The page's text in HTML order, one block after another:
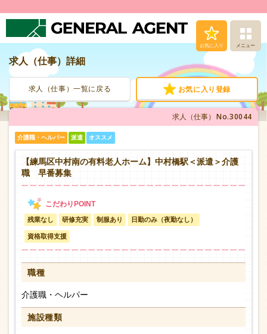
お気に入り メニュー
人材派遣サービス
転職支援サービス
登録から就業まで
お問い合わせ
求人（仕事）詳細
求人（仕事）一覧に戻る お気に入り登録
求人（仕事） No.30044
介護職・ヘルパー 派遣 オススメ
【練馬区中村南の有料老人ホーム】中村橋駅＜派遣＞介護
職 早番募集
残業なし 研修充実 制服あり 日勤のみ（夜勤なし）
資格取得支援
職種
介護職・ヘルパー
施設種類